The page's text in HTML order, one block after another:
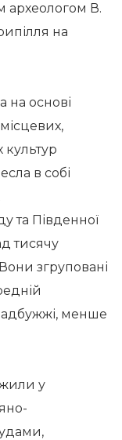
археологом В.
на
на основі
культур
в собі
та Південної
тисячу
згруповані
менше
у